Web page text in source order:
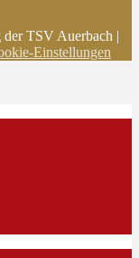
TSV Auerbach |
Einstellungen